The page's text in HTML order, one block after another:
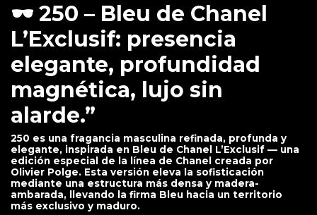
🕶 250 – Bleu de Chanel
L’Exclusif: presencia
elegante, profundidad
magnética, lujo sin
alarde.”
250 es una fragancia masculina refinada, profunda y
elegante, inspirada en Bleu de Chanel L’Exclusif — una
edición especial de la línea de Chanel creada por
Olivier Polge. Esta versión eleva la sofisticación
mediante una estructura más densa y madera-
ambarada, llevando la firma Bleu hacia un territorio
más exclusivo y maduro.